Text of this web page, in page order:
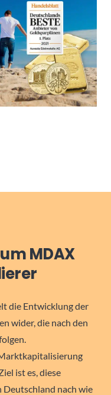
MDAX
die Entwicklung der
wider, die nach den
ist es, diese
nach wie